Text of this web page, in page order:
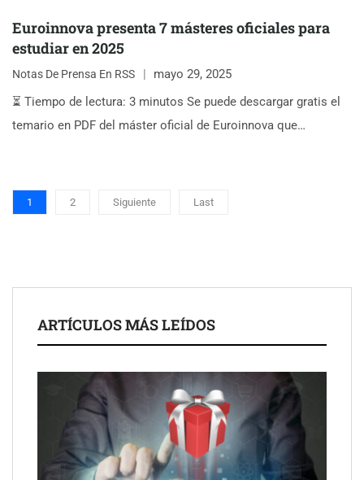
Euroinnova presenta 7 másteres oficiales para
estudiar en 2025
Notas De Prensa En RSS
mayo 29, 2025
⏳ Tiempo de lectura: 3 minutos Se puede descargar gratis el
temario en PDF del máster oficial de Euroinnova que…
1 2 Siguiente Last
ARTÍCULOS MÁS LEÍDOS